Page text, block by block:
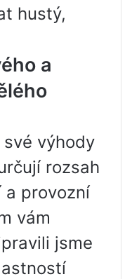
hustý,
a
výhody
rozsah
a provozní
vám
jsme